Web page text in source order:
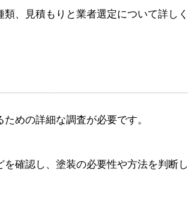
、見積もりと業者選定について詳しく
めの詳細な調査が必要です。
確認し、塗装の必要性や方法を判断し